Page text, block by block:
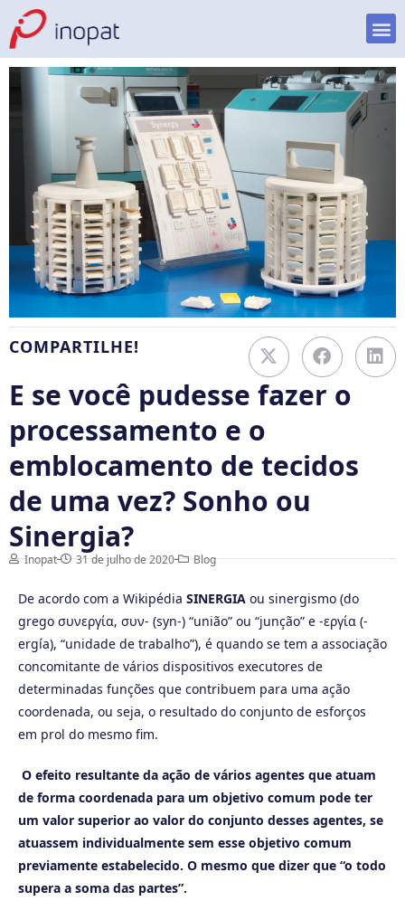
COMPARTILHE!
E se você pudesse fazer o
processamento e o
emblocamento de tecidos
de uma vez? Sonho ou
Sinergia?
Inopat 31 de julho de 2020 Blog
De acordo com a Wikipédia SINERGIA ou sinergismo (do
grego συνεργία, συν- (syn-) “união” ou “junção” e -εργία (-
ergía), “unidade de trabalho”), é quando se tem a associação
concomitante de vários dispositivos executores de
determinadas funções que contribuem para uma ação
coordenada, ou seja, o resultado do conjunto de esforços
em prol do mesmo fim.
O efeito resultante da ação de vários agentes que atuam
de forma coordenada para um objetivo comum pode ter
um valor superior ao valor do conjunto desses agentes, se
atuassem individualmente sem esse objetivo comum
previamente estabelecido. O mesmo que dizer que “o todo
supera a soma das partes”.